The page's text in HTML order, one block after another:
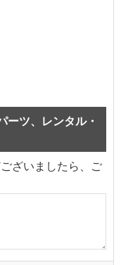
ーツ、レンタル・
ざいましたら、ご